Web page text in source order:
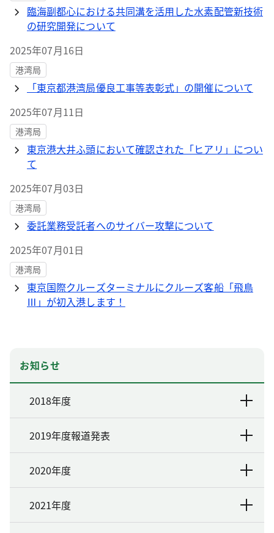
臨海副都心における共同溝を活用した水素配管新技術
の研究開発について
2025年07月16日
港湾局
「東京都港湾局優良工事等表彰式」の開催について
2025年07月11日
港湾局
東京港大井ふ頭において確認された「ヒアリ」につい
て
2025年07月03日
港湾局
委託業務受託者へのサイバー攻撃について
2025年07月01日
港湾局
東京国際クルーズターミナルにクルーズ客船「飛鳥
Ⅲ」が初入港します！
お知らせ
2018年度
2019年度報道発表
2020年度
2021年度